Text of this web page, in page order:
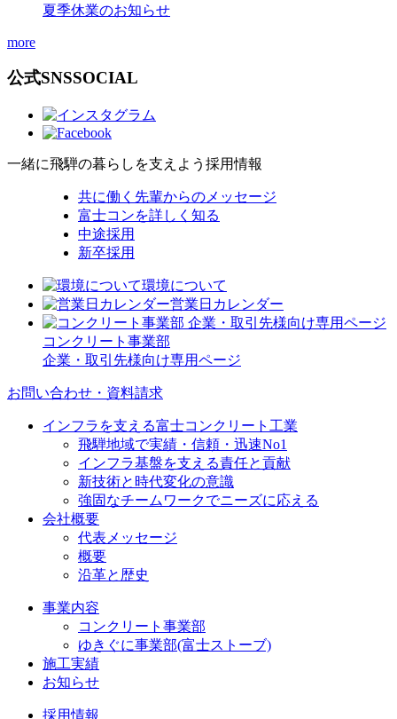
夏季休業のお知らせ
more
公式SNSSOCIAL
一緒に飛騨の暮らしを支えよう 採用情報
共に働く先輩からのメッセージ
富士コンを詳しく知る
中途採用
新卒採用
環境について
営業日カレンダー
コンクリート事業部
企業・取引先様向け専用ページ
お問い合わせ・資料請求
インフラを支える富士コンクリート工業
飛騨地域で実績・信頼・迅速No1
インフラ基盤を支える責任と貢献
新技術と時代変化の意識
強固なチームワークでニーズに応える
会社概要
代表メッセージ
概要
沿革と歴史
事業内容
コンクリート事業部
ゆきぐに事業部(富士ストーブ)
施工実績
お知らせ
採用情報